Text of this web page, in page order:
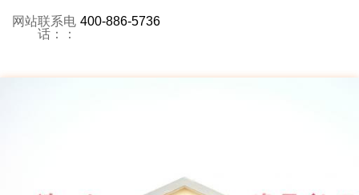
网站联系电
话：：
400-886-5736